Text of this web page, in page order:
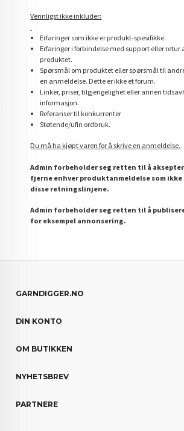
Vennligst ikke inkluder:
Erfaringer som ikke er produkt-spesifikke.
Erfaringer i forbindelse med support eller retur
produktet.
Spørsmål om produktet eller spørsmål til
en anmeldelse. Dette er ikke et forum.
Linker, priser, tilgjengelighet eller annen
informasjon.
Referanser til konkurrenter
Støtende/ufin ordbruk.
Du må ha kjøpt varen for å skrive en anmeldelse.
Admin forbeholder seg retten til å
fjerne enhver produktanmeldelse som ikke
disse retningslinjene.
Admin forbeholder seg retten til å
for eksempel annonsering.
GARNDIGGER.NO
DIN KONTO
OM BUTIKKEN
NYHETSBREV
PARTNERE